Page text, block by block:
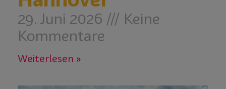
29. Juni 2026
Keine
Kommentare
Weiterlesen »